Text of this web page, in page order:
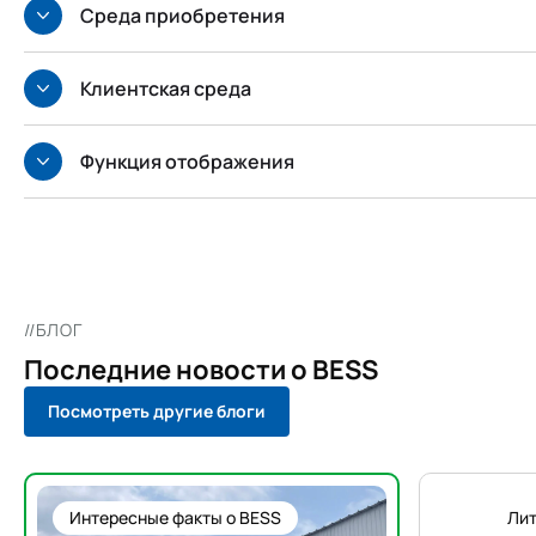
Среда приобретения
Клиентская среда
Функция отображения
//БЛОГ
Последние новости о BESS
Посмотреть другие блоги
Интересные факты о BESS